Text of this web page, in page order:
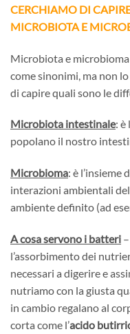
CERCHIAMO DI
MICROBIOTA E
Microbiota e
come sinonimi, ma non
di capire quali sono le
Microbiota intestinale: è
popolano il nostro
Microbioma: è l’insieme
interazioni ambientali
ambiente definito (ad
A cosa servono i batteri
l’assorbimento dei
necessari a digerire e
nutriamo con la giusta
in cambio regalano al
corta come l’acido